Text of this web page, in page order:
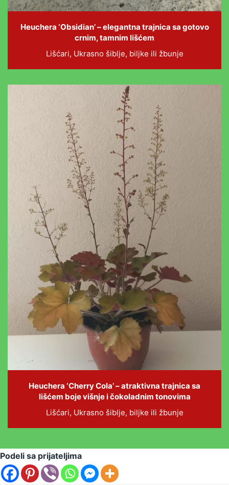
Heuchera ‘Obsidian’ – elegantna trajnica sa gotovo
crnim, tamnim lišćem
Lišćari, Ukrasno šiblje, biljke ili žbunje
Heuchera ‘Cherry Cola’ – atraktivna trajnica sa
lišćem boje višnje i čokoladnim tonovima
Lišćari, Ukrasno šiblje, biljke ili žbunje
Podeli sa prijateljima